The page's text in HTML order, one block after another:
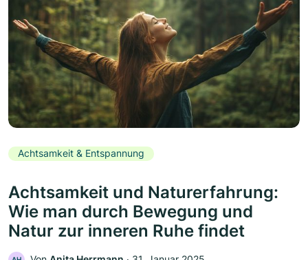
Achtsamkeit & Entspannung
Achtsamkeit und Naturerfahrung:
Wie man durch Bewegung und
Natur zur inneren Ruhe findet